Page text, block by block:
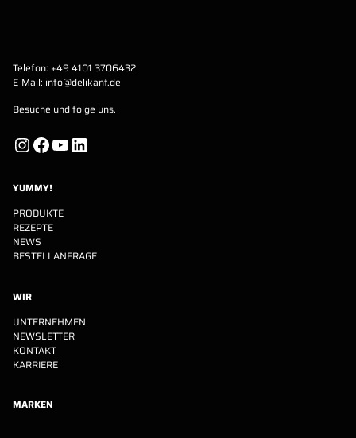
Telefon: +49 4101 3706432
E-Mail: info@delikant.de
Besuche und folge uns.
InstagramFacebook YouTube LinkedIn
YUMMY!
PRODUKTE
REZEPTE
NEWS
BESTELLANFRAGE
WIR
UNTERNEHMEN
NEWSLETTER
KONTAKT
KARRIERE
MARKEN